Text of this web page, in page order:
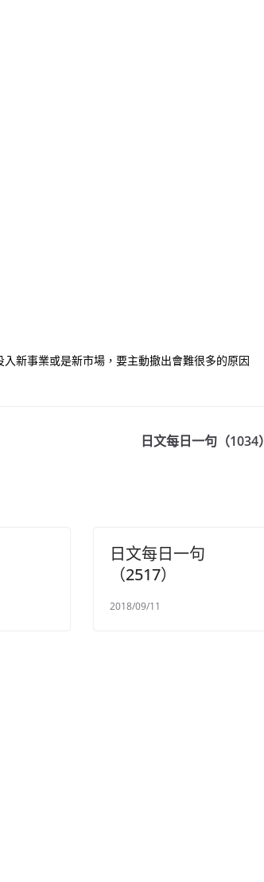
新事業或是新市場，要主動撤出會難很多的原因
日文每日一句（1034）
日文每日一句
（2517）
2018/09/11